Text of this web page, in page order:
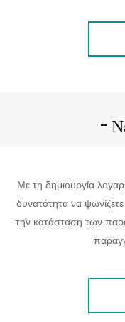
Με τη δημιουργία
δυνατότητα να
την κατάσταση των